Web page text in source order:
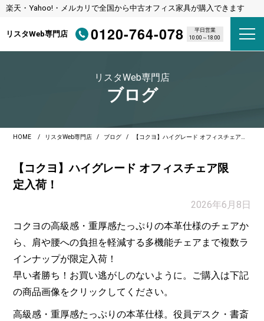
楽天・Yahoo!・メルカリで全国から中古オフィス家具が購入できます
リスタWeb専門店 0120-764-078
平日営業
10:00～18:00
リスタWeb専門店
ブログ
HOME リスタWeb専門店 ブログ 【コクヨ】ハイグレード オフィスチェア限定入荷！
【コクヨ】ハイグレード オフィスチェア限
定入荷！
2026年6月8日
コクヨの高級感・重厚感たっぷりの本革仕様のチェアか
ら、肩や腰への負担を軽減する多機能チェアまで複数ラ
インナップが限定入荷！
早い者勝ち！お買い逃がしのないように。ご購入は下記
の商品画像をクリックしてください。
高級感・重厚感たっぷりの本革仕様。役員デスク・書斎